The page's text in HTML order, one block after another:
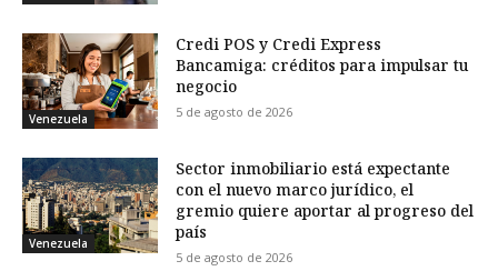
Venezuela
Credi POS y Credi Express
Bancamiga: créditos para impulsar tu
negocio
5 de agosto de 2026
Venezuela
Sector inmobiliario está expectante
con el nuevo marco jurídico, el
gremio quiere aportar al progreso del
país
5 de agosto de 2026